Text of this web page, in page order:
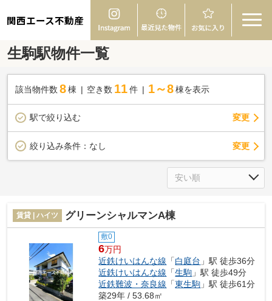
関西エース不動産
生駒駅物件一覧
該当物件数 8棟 空き数 11 件 1～8 棟を表示
駅で絞り込む 変更
絞り込み条件： なし 変更
賃貸 | ハイツ グリーンシャルマンA棟
敷0
6万円
近鉄けいはんな線 「白庭台 」駅 徒歩36分
近鉄けいはんな線 「生駒 」駅 徒歩49分
近鉄難波・奈良線 「東生駒 」駅 徒歩61分
築29年 / 53.68㎡